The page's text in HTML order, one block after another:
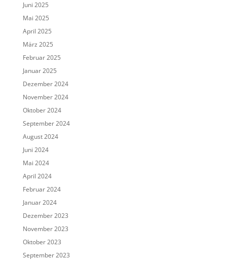
Juni 2025
Mai 2025
April 2025
März 2025
Februar 2025
Januar 2025
Dezember 2024
November 2024
Oktober 2024
September 2024
August 2024
Juni 2024
Mai 2024
April 2024
Februar 2024
Januar 2024
Dezember 2023
November 2023
Oktober 2023
September 2023